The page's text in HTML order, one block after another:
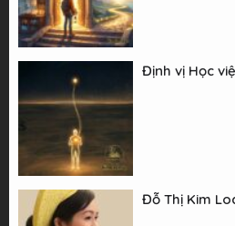
Định vị Học
Đỗ Thị Kim